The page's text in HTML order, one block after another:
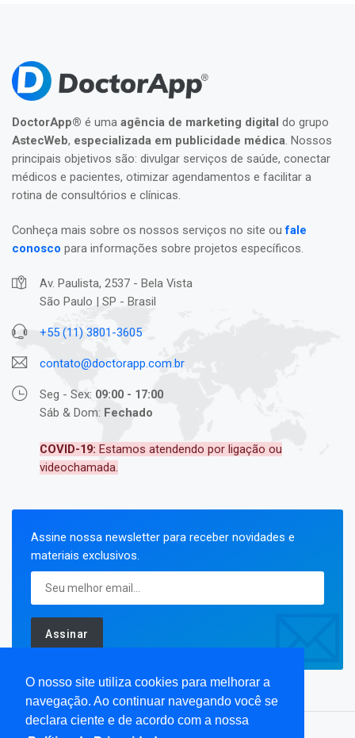
O nosso site utiliza cookies para melhorar a
navegação. Ao continuar navegando você se
declara ciente e de acordo com a nossa
DoctorApp® é uma agência de marketing digital do grupo
AstecWeb, especializada em publicidade médica. Nossos
principais objetivos são: divulgar serviços de saúde, conectar
médicos e pacientes, otimizar agendamentos e facilitar a
rotina de consultórios e clínicas.
Conheça mais sobre os nossos serviços no site oufale
conosco para informações sobre projetos específicos.
Av. Paulista, 2537 - Bela Vista
São Paulo | SP - Brasil
+55 (11) 3801-3605
contato@doctorapp.com.br
Seg - Sex: 09:00 - 17:00
Sáb & Dom: Fechado
COVID-19: Estamos atendendo por ligação ou
videochamada.
Assine nossa newsletter para receber novidades e
materiais exclusivos.
Assinar